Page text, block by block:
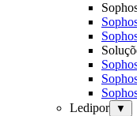
Ledipor
▼